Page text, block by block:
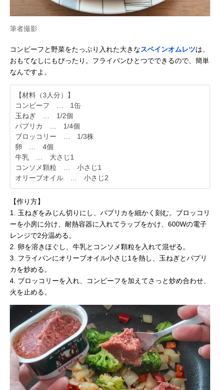
筆者撮影
コンビーフと野菜をたっぷり入れた大きなスペインオムレツは、
おもてなしにもぴったり。フライパンひとつでできるので、簡単
なんですよ。
【材料（3人分）】
コンビーフ … 1缶
玉ねぎ … 1/2個
パプリカ … 1/4個
ブロッコリー … 1/3株
卵 … 4個
牛乳 … 大さじ1
コンソメ顆粒 … 小さじ1
オリーブオイル … 小さじ2
【作り方】
1. 玉ねぎをみじん切りにし、パプリカを細かく刻む。ブロッコリ
ーを小房に分け、耐熱容器に入れてラップをかけ、600Wの電子
レンジで2分温める。
2. 卵を溶きほぐし、牛乳とコンソメ顆粒を入れて混ぜる。
3. フライパンにオリーブオイル小さじ1を熱し、玉ねぎとパプリ
カを炒める。
4. ブロッコリーを入れ、コンビーフを加えてさっと炒め合わせ、
火を止める。